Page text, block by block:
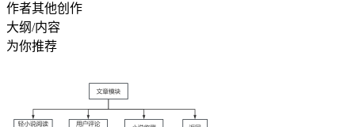
作者其他创作
大纲/内容
为你推荐